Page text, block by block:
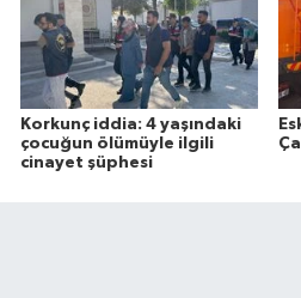
Korkunç iddia: 4 yaşındaki
çocuğun ölümüyle ilgili
cinayet şüphesi